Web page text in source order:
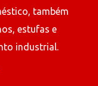
também
estufas e
industrial.